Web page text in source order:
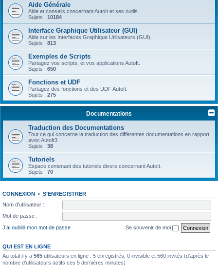
Aide Générale
Aide et conseils concernant AutoIt et ses outils.
Sujets : 10184
Interface Graphique Utilisateur (GUI)
Aide sur les Interfaces Graphique Utilisateurs (GUI).
Sujets : 813
Exemples de Scripts
Partagez vos scripts, et vos applications AutoIt.
Sujets : 650
Fonctions et UDF
Partagez des fonctions et des UDF AutoIt.
Sujets : 275
Documentations
Traduction des Documentations
Tout ce qui concerne la traduction des différentes documentations en rapport
avec AutoIt3.
Sujets : 38
Tutoriels
Espace contenant des tutoriels divers concernant AutoIt.
Sujets : 70
CONNEXION • S’ENREGISTRER
Nom d’utilisateur :
Mot de passe :
J’ai oublié mon mot de passe
Se souvenir de moi
QUI EST EN LIGNE
Au total il y a 565 utilisateurs en ligne : 5 enregistrés, 0 invisible et 560 invités (d’après le
nombre d’utilisateurs actifs ces 5 dernières minutes)